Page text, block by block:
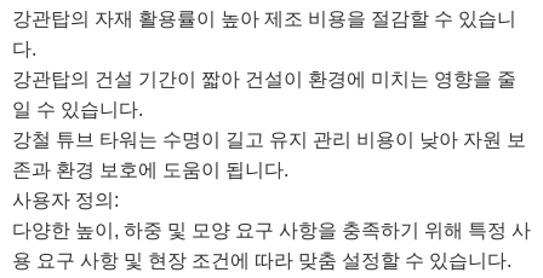
강관탑의 자재 활용률이 높아 제조 비용을 절감할 수 있습니
다.
강관탑의 건설 기간이 짧아 건설이 환경에 미치는 영향을 줄
일 수 있습니다.
강철 튜브 타워는 수명이 길고 유지 관리 비용이 낮아 자원 보
존과 환경 보호에 도움이 됩니다.
사용자 정의:
다양한 높이, 하중 및 모양 요구 사항을 충족하기 위해 특정 사
용 요구 사항 및 현장 조건에 따라 맞춤 설정할 수 있습니다.